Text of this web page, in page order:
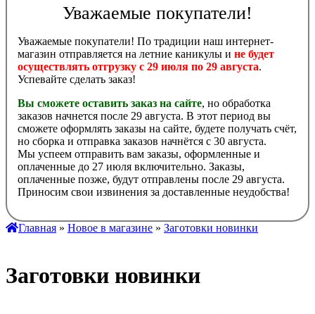
Уважаемые покупатели!
Уважаемые покупатели! По традиции наш интернет-
магазин отправляется на летние каникулы и не будет
осуществлять отгрузку с 29 июля по 29 августа.
Успевайте сделать заказ!
Вы сможете оставить заказ на сайте, но обработка
заказов начнется после 29 августа. В этот период вы
сможете оформлять заказы на сайте, будете получать счёт,
но сборка и отправка заказов начнётся с 30 августа.
Мы успеем отправить вам заказы, оформленные и
оплаченные до 27 июля включительно. Заказы,
оплаченные позже, будут отправлены после 29 августа.
Приносим свои извинения за доставленные неудобства!
Главная » Новое в магазине » Заготовки новинки
Заготовки новинки